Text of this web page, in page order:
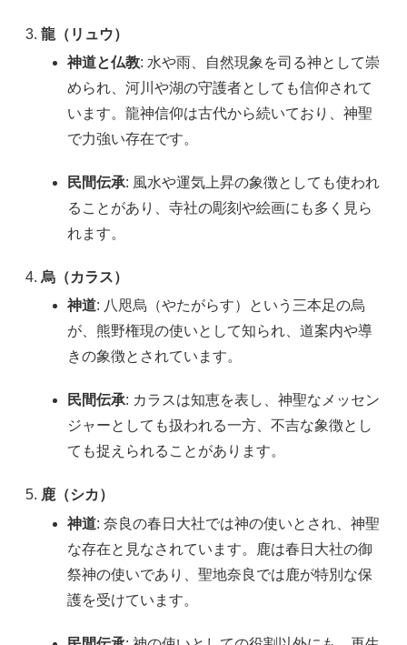
龍（リュウ）
神道と仏教: 水や雨、自然現象を司る神として崇
められ、河川や湖の守護者としても信仰されて
います。龍神信仰は古代から続いており、神聖
で力強い存在です。
民間伝承: 風水や運気上昇の象徴としても使われ
ることがあり、寺社の彫刻や絵画にも多く見ら
れます。
烏（カラス）
神道: 八咫烏（やたがらす）という三本足の烏
が、熊野権現の使いとして知られ、道案内や導
きの象徴とされています。
民間伝承: カラスは知恵を表し、神聖なメッセン
ジャーとしても扱われる一方、不吉な象徴とし
ても捉えられることがあります。
鹿（シカ）
神道: 奈良の春日大社では神の使いとされ、神聖
な存在と見なされています。鹿は春日大社の御
祭神の使いであり、聖地奈良では鹿が特別な保
護を受けています。